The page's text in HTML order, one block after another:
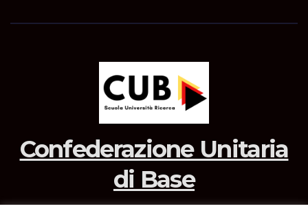
Confederazione Unitaria
di Base